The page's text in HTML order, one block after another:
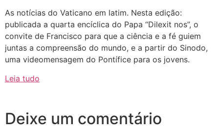
As notícias do Vaticano em latim. Nesta edição:
publicada a quarta encíclica do Papa “Dilexit nos”, o
convite de Francisco para que a ciência e a fé guiem
juntas a compreensão do mundo, e a partir do Sinodo,
uma videomensagem do Pontífice para os jovens.
Leia tudo
Deixe um comentário